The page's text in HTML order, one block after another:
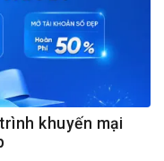
khuyến mại